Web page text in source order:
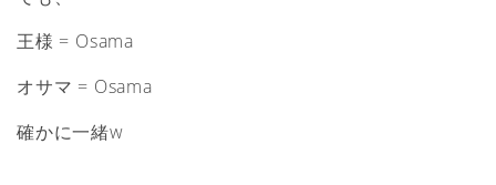
王様 = Osama
オサマ = Osama
確かに一緒w